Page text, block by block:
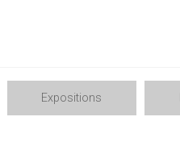
Expositions